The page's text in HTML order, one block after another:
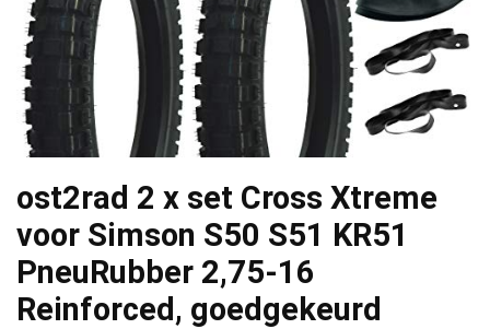
ost2rad 2 x set Cross Xtreme
voor Simson S50 S51 KR51
PneuRubber 2,75-16
Reinforced, goedgekeurd